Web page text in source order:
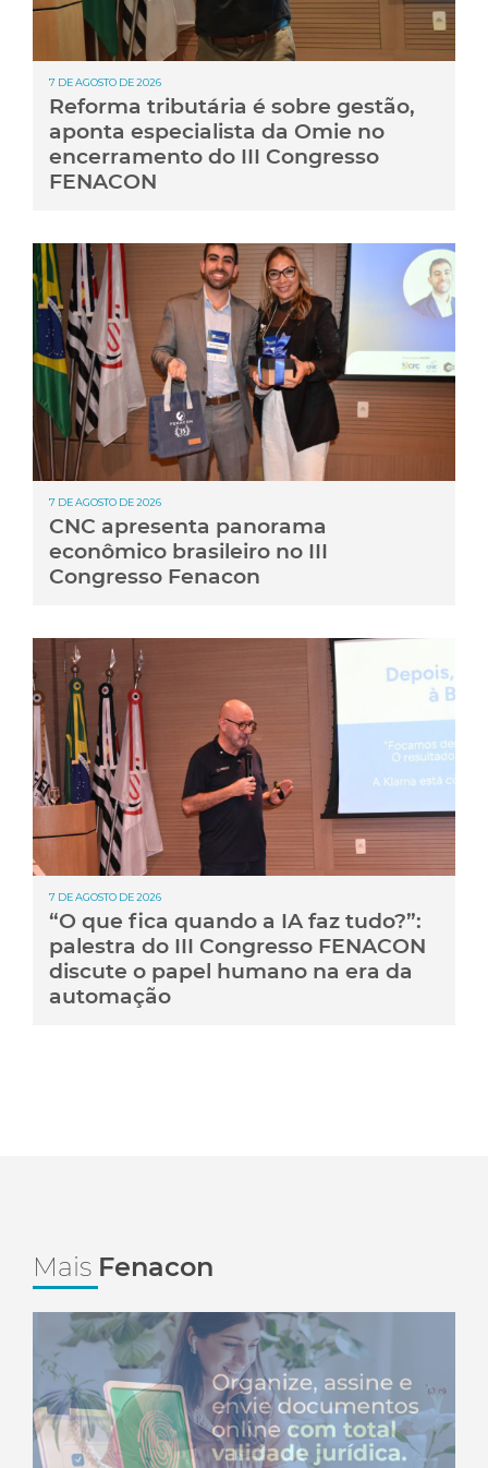
7 DE AGOSTO DE 2026
Reforma tributária é sobre gestão,
aponta especialista da Omie no
encerramento do III Congresso
FENACON
7 DE AGOSTO DE 2026
CNC apresenta panorama
econômico brasileiro no III
Congresso Fenacon
7 DE AGOSTO DE 2026
“O que fica quando a IA faz tudo?”:
palestra do III Congresso FENACON
discute o papel humano na era da
automação
Mais Fenacon